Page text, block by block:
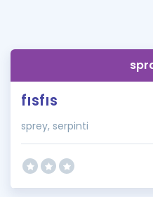
fısfıs
sprey, serpinti